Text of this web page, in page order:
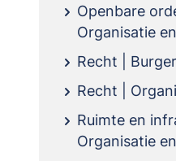
Openbare
Organisatie
Recht |
Recht |
Ruimte en
Organisatie